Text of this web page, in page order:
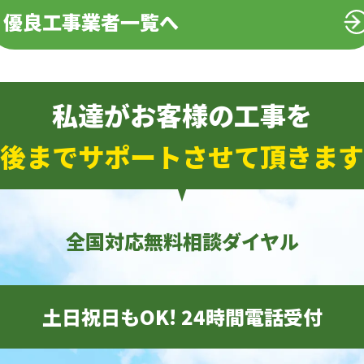
優良工事業者一覧へ
私達がお客様の工事を
までサポートさせて頂きま
全国対応無料相談ダイヤル
土日祝日もOK! 24時間電話受付